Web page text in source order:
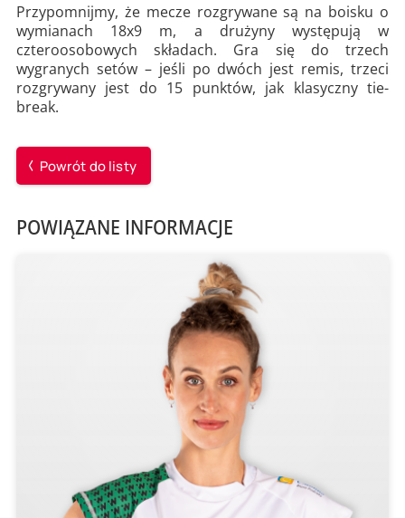
Przypomnijmy, że mecze rozgrywane są na boisku o
wymianach 18x9 m, a drużyny występują w
czteroosobowych składach. Gra się do trzech
wygranych setów – jeśli po dwóch jest remis, trzeci
rozgrywany jest do 15 punktów, jak klasyczny tie-
break.
Powrót do listy
POWIĄZANE INFORMACJE